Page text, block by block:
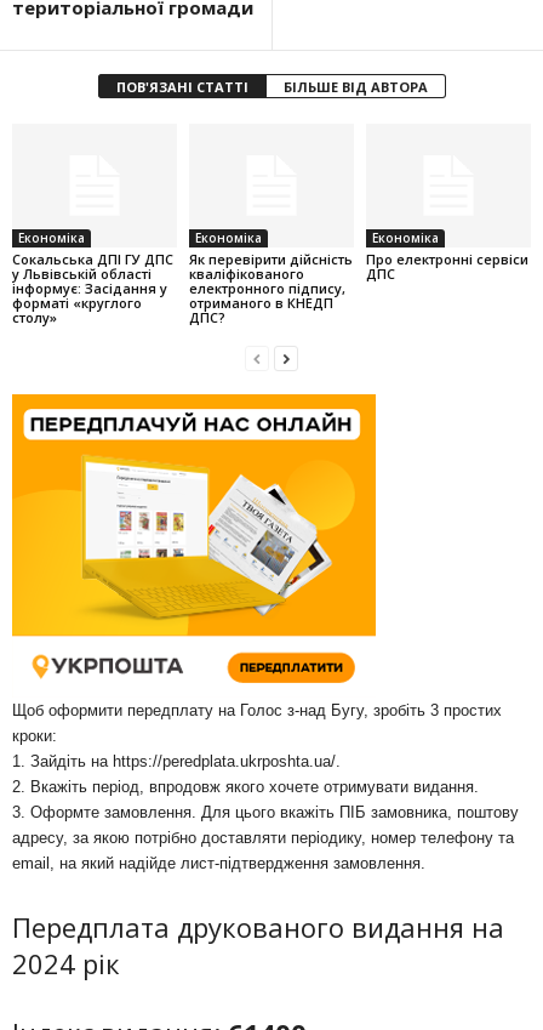
територіальної громади
ПОВ'ЯЗАНІ СТАТТІ БІЛЬШЕ ВІД АВТОРА
Економіка
Cокальська ДПІ ГУ ДПС
у Львівській області
інформує: Засідання у
форматі «круглого
столу»
Економіка
Як перевірити дійсність
кваліфікованого
електронного підпису,
отриманого в КНЕДП
ДПС?
Економіка
Про електронні сервіси
ДПС
Щоб оформити передплату на Голос з-над Бугу, зробіть 3 простих
кроки:
1. Зайдіть на https://peredplata.ukrposhta.ua/
2. Вкажіть період, впродовж якого хочете отримувати видання.
3. Оформте замовлення. Для цього вкажіть ПІБ замовника, поштову
адресу, за якою потрібно доставляти періодику, номер телефону та
email, на який надійде лист-підтвердження замовлення.
Передплата друкованого видання на
2024 рік